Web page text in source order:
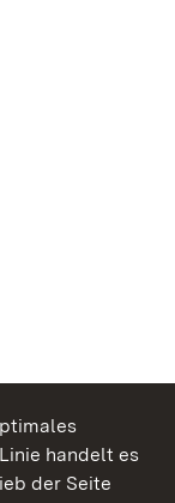
handelt es
der Seite